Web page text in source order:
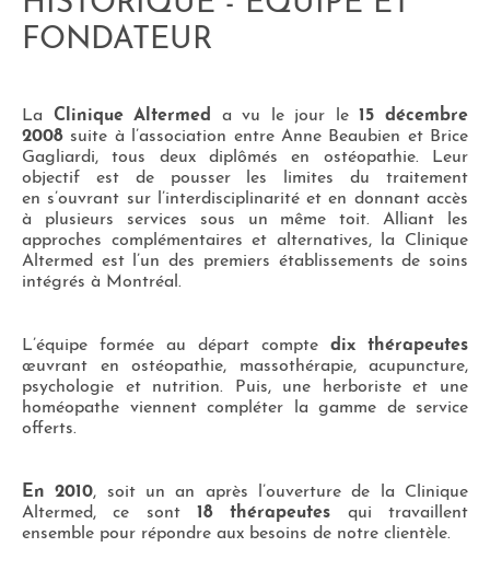
FONDATEUR
La Clinique Altermed a vu le jour le15 décembre
2008 suite à l’association entre Anne Beaubien et Brice
Gagliardi, tous deux diplômés en ostéopathie. Leur
objectif est de pousser les limites du traitement
en s’ouvrant sur l’interdisciplinarité et en donnant accès
à plusieurs services sous un même toit. Alliant les
approches complémentaires et alternatives, la Clinique
Altermed est l’un des premiers établissements de soins
intégrés à Montréal.
L’équipe formée au départ compte dix thérapeutes
œuvrant en ostéopathie, massothérapie, acupuncture,
psychologie et nutrition. Puis, une herboriste et une
homéopathe viennent compléter la gamme de service
offerts.
En 2010, soit un an après l’ouverture de la Clinique
Altermed, ce sont 18 thérapeutes qui travaillent
ensemble pour répondre aux besoins de notre clientèle.